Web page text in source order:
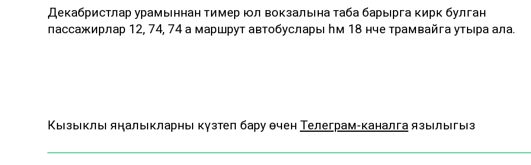
Декабристлар урамыннан тимер юл вокзалына таба барырга кирәк булган
пассажирлар 12, 74, 74 а маршрут автобуслары һәм 18 нче трамвайга утыра ала.
Кызыклы яңалыкларны күзәтеп бару өчен Телеграм-каналга язылыгыз